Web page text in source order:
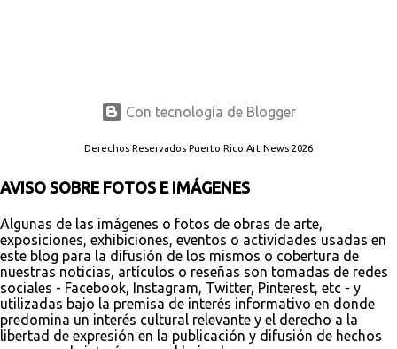
Con tecnología de Blogger
Derechos Reservados Puerto Rico Art News 2026
AVISO SOBRE FOTOS E IMÁGENES
Algunas de las imágenes o fotos de obras de arte,
exposiciones, exhibiciones, eventos o actividades usadas en
este blog para la difusión de los mismos o cobertura de
nuestras noticias, artículos o reseñas son tomadas de redes
sociales - Facebook, Instagram, Twitter, Pinterest, etc - y
utilizadas bajo la premisa de interés informativo en donde
predomina un interés cultural relevante y el derecho a la
libertad de expresión en la publicación y difusión de hechos